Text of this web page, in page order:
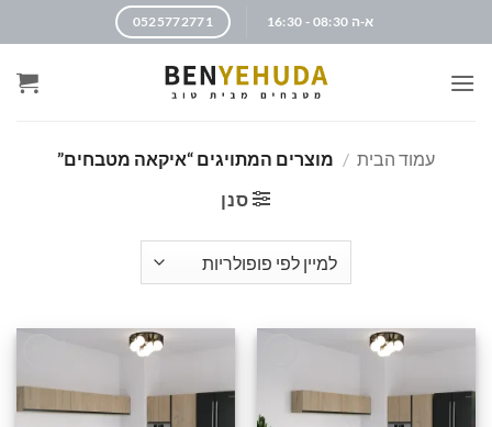
א-ה 08:30 - 16:30 0525772771
עמוד הבית / מוצרים המתויגים “איקאה מטבחים”
סנן
שלי
הוסף
שלי